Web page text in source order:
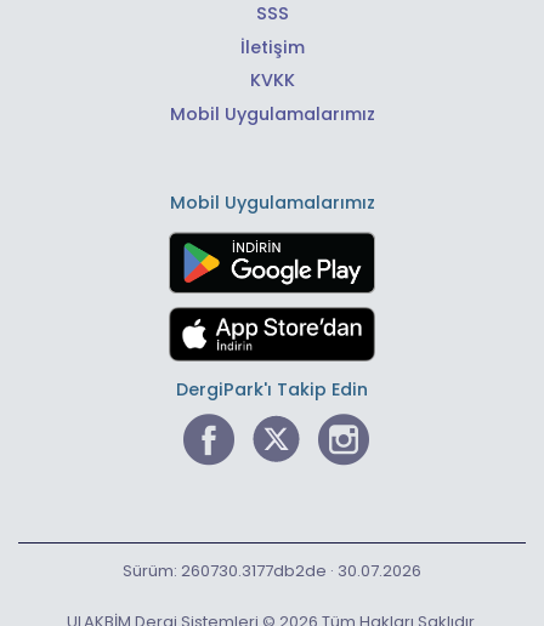
SSS
İletişim
KVKK
Mobil Uygulamalarımız
Mobil Uygulamalarımız
DergiPark'ı Takip Edin
ULAKBİM Dergi Sistemleri © 2026 Tüm Hakları Saklıdır.
Sürüm: 260730.3177db2de · 30.07.2026